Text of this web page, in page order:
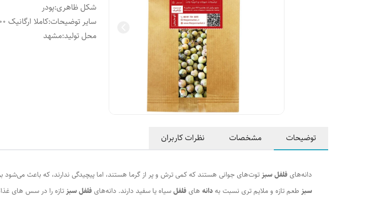
شکل ظاهری:پودر
سایر توضیحات:کاملا ارگانیک 100% طبیعی
محل تولید:مشهد
توضیحات مشخصات نظرات کاربران
دانه‌هایفلفل سبز توت‌های جوانی هستند که کمی ترش و پر از گرما هستند، اما پیچیدگی ندارند، که باعث
سبز طعم تازه و ملایم تری نسبت بهدانه هایفلفلسیاه یا سفید دارند. دانه‌هایفلفل سبز تازه را در سس های